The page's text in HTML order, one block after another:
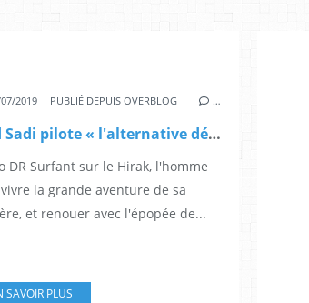
2019 PUBLIÉ DEPUIS OVERBLOG …
Saïd Sadi pilote « l'alternative démocratique».
DR Surfant sur le Hirak, l'homme
la grande aventure de sa
et renouer avec l'épopée de...
SAVOIR PLUS